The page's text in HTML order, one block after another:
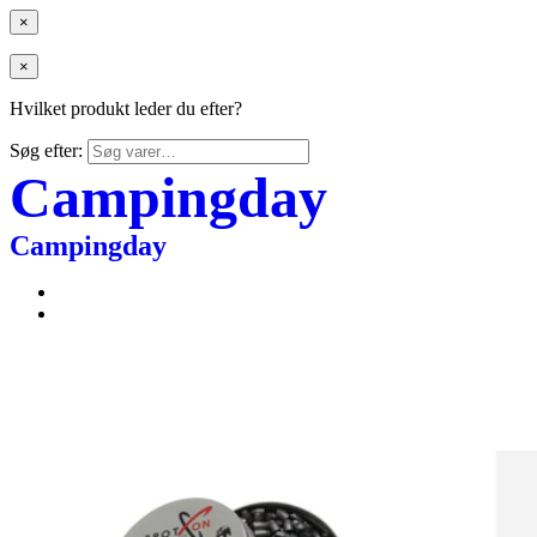
×
×
Hvilket produkt leder du efter?
Søg efter:
Campingday
Campingday